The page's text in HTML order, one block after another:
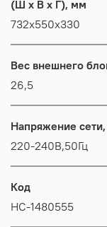
(Ш x В x Г), мм
732x550x330
Вес внешнего
26,5
Напряжение
220-240В,50Гц
Код
НС-1480555